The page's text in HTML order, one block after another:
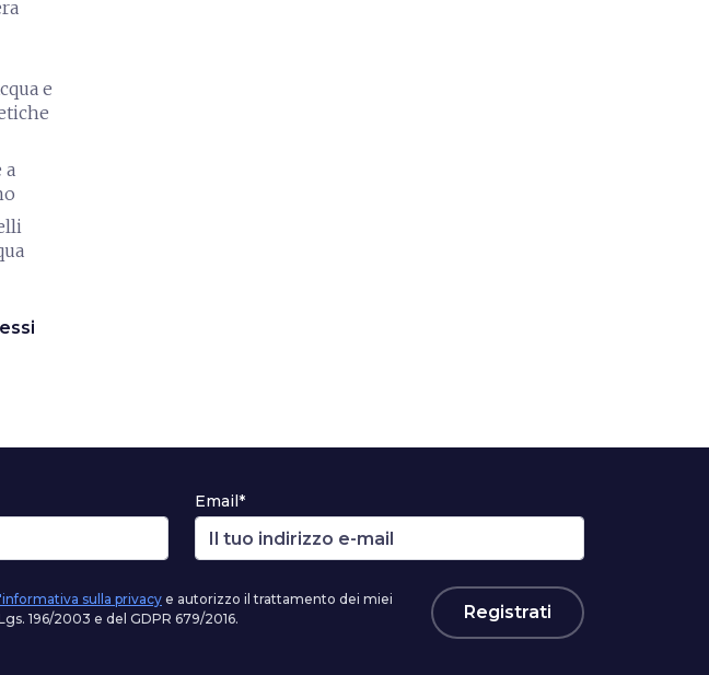
e
a
Email*
l'informativa sulla privacy e autorizzo il trattamento dei miei
196/2003 e del GDPR 679/2016.
Registrati